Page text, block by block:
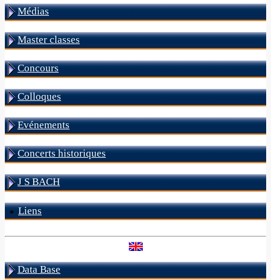
Médias
Master classes
Concours
Colloques
Evénements
Concerts historiques
J S BACH
Liens
Data Base